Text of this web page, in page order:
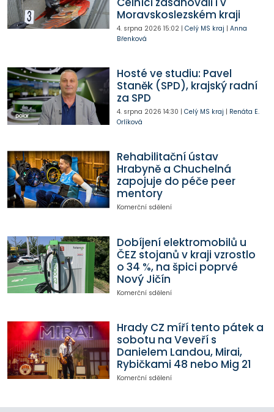
Moravskoslezském kraji
4. srpna 2026 15:02| Celý MS kraj | Anna
Břenková
Hosté ve studiu: Pavel
Staněk (SPD), krajský radní
za SPD
4. srpna 2026 14:30 | Celý MS kraj | Renáta E.
Orlíková
Rehabilitační ústav
Hrabyně a Chuchelná
zapojuje do péče peer
mentory
Komerční sdělení
Dobíjení elektromobilů u
ČEZ stojanů v kraji vzrostlo
o 34 %, na špici poprvé
Nový Jičín
Komerční sdělení
Hrady CZ míří tento pátek a
sobotu na Veveří s
Danielem Landou, Mirai,
Rybičkami 48 nebo Mig 21
Komerční sdělení